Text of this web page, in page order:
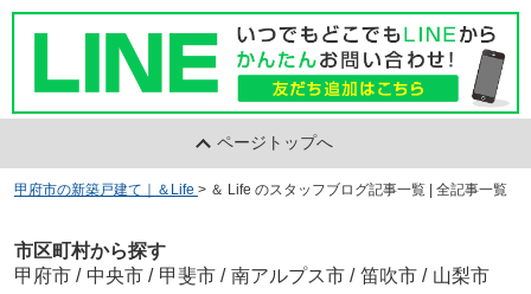
ページトップへ
甲府市の新築戸建て｜＆Life > ＆ Life のスタッフブログ記事一覧 | 全記事一覧
市区町村から探す
甲府市 / 中央市 / 甲斐市 / 南アルプス市 / 笛吹市 / 山梨市